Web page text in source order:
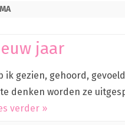
ZIEKENHUIS
jaar
ik gezien, gehoord,
denken worden ze
verder »